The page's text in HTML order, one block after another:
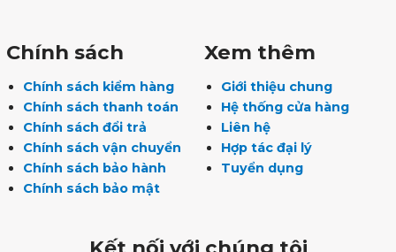
Chính sách
Chính sách kiểm hàng
Chính sách thanh toán
Chính sách đổi trả
Chính sách vận chuyển
Chính sách bảo hành
Chính sách bảo mật
Xem thêm
Giới thiệu chung
Hệ thống cửa hàng
Liên hệ
Hợp tác đại lý
Tuyển dụng